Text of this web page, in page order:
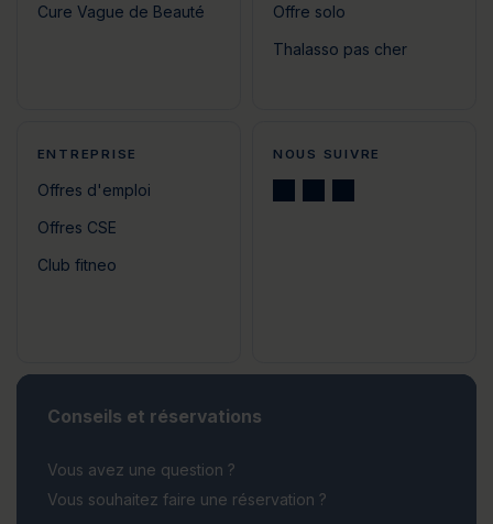
Cure Vague de Beauté
Offre solo
Thalasso pas cher
ENTREPRISE
Offres d'emploi
Offres CSE
Club fitneo
NOUS SUIVRE
Conseils et réservations
Vous avez une question ?
Vous souhaitez faire une réservation ?